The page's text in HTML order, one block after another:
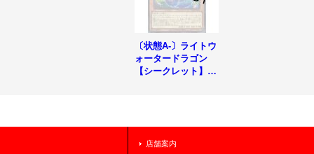
〔状態A-〕ライトウ
ォータードラゴン
【シークレット】{V
店舗案内